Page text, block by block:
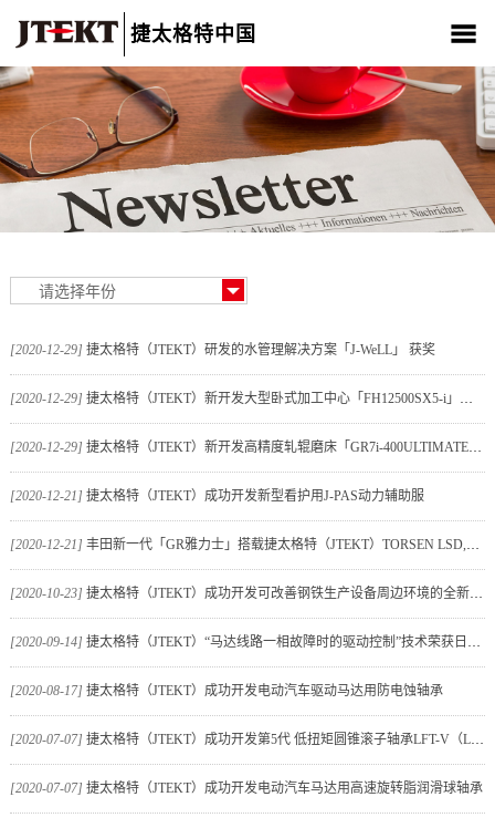
捷太格特中国
关于我们 产品介绍 新闻中心 CSR 人材招聘
联系我们
[2020-12-29] 捷太格特（JTEKT）研发的水管理解决方案「J-WeLL」 获奖
[2020-12-29] 捷太格特（JTEKT）新开发大型卧式加工中心「FH12500SX5-i」和「FH12500SW5-i」并开始
[2020-12-29] 捷太格特（JTEKT）新开发高精度轧辊磨床「GR7i-400ULTIMATE」并开始销售
[2020-12-21] 捷太格特（JTEKT）成功开发新型看护用J-PAS动力辅助服
[2020-12-21] 丰田新一代「GR雅力士」搭载捷太格特（JTEKT）TORSEN LSD,电子控制四驱4WD联轴节
[2020-10-23] 捷太格特（JTEKT）成功开发可改善钢铁生产设备周边环境的全新油气润滑系统
[2020-09-14] 捷太格特（JTEKT）“马达线路一相故障时的驱动控制”技术荣获日本爱知发明奖
[2020-08-17] 捷太格特（JTEKT）成功开发电动汽车驱动马达用防电蚀轴承
[2020-07-07] 捷太格特（JTEKT）成功开发第5代 低扭矩圆锥滚子轴承LFT-V（LFT系列）
[2020-07-07] 捷太格特（JTEKT）成功开发电动汽车马达用高速旋转脂润滑球轴承